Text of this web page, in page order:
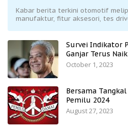
Kabar berita terkini otomotif
manufaktur, fitur aksesori, tes
Survei Indikator
Ganjar Terus
October 1, 2023
Bersama
Pemilu 2024
August 27, 2023